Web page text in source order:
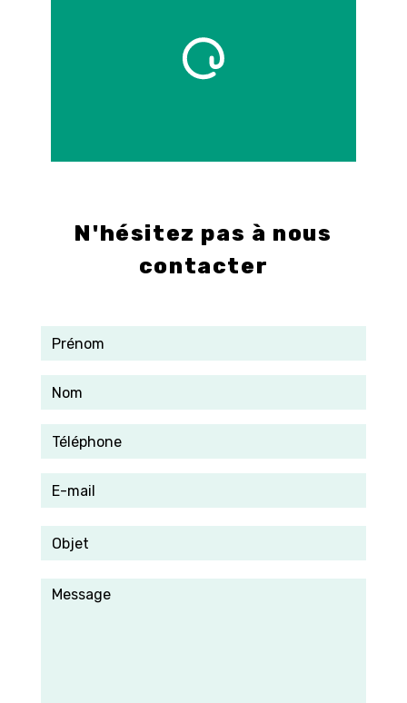
N'hésitez pas à nous
contacter